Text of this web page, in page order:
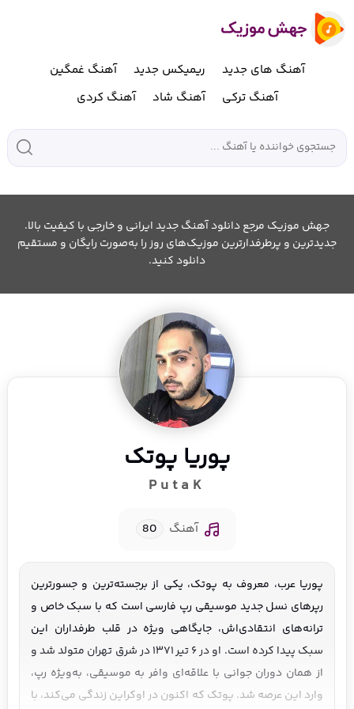
آهنگ های جدید ریمیکس جدید
آهنگ غمگین
آهنگ ترکی
آهنگ شاد آهنگ کردی
جهش موزیک مرجع دانلود آهنگ جدید ایرانی و خارجی با کیفیت بالا.
جدیدترین و پرطرفدارترین موزیک‌های روز را به‌صورت رایگان و مستقیم
دانلود کنید.
پوریا پوتک
PutaK
آهنگ 80
پوریا عرب، معروف به پوتک، یکی از برجسته‌ترین و جسورترین
رپرهای نسل جدید موسیقی رپ فارسی است که با سبک خاص و
ترانه‌های انتقادی‌اش، جایگاهی ویژه در قلب طرفداران این
سبک پیدا کرده است. او در ۶ تیر ۱۳۷۱ در شرق تهران متولد شد و
از همان دوران جوانی با علاقه‌ای وافر به موسیقی، به‌ویژه رپ،
وارد این عرصه شد. پوتک که اکنون در اوکراین زندگی می‌کند، با